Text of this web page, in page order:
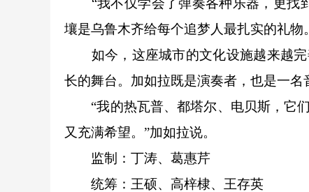
“我不仅学会了弹奏各种乐器，更找
壤是乌鲁木齐给每个追梦人最扎实的礼物。
如今，这座城市的文化设施越来越完
长的舞台。加如拉既是演奏者，也是一名
“我的热瓦普、都塔尔、电贝斯，它
又充满希望。”加如拉说。
监制：丁涛、葛惠芹
统筹：王硕、高梓棣、王存英